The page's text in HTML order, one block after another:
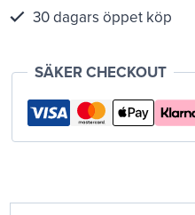
30 dagars öppet köp
SÄKER CHECKOUT